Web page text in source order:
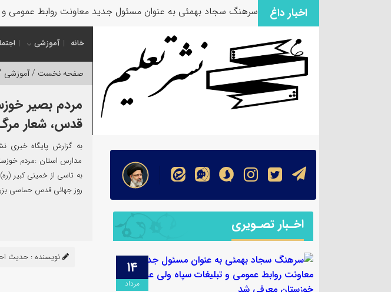
اخبار داغ سرهنگ سجاد بهمئی به عنوان مسئول جدید معاونت روابط عمومی
خانه آموزشی
صفحه نخست /آموزشی
مردم بصیر
قدس، شعار مرگ
به گزارش پایگاه خبری
مدارس استان :مردم
به تاسی از خمینی کبیر
روز جهانی قدس حماسی
نویسنده : حدیث
اخـبار تصـویری
۱۳
مرداد